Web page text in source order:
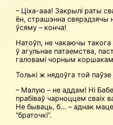
– Ціха-ааа! Закрылі раты
ён, страшэнна свярэдзячы
ўсяму – конча!
Натоўп, не чакаючы такога
ў агульнае патаемства,
галовамі чорным коршакам
Толькі ж нядоўга той паўзе
– Малую – не аддам! Ні
прабіваў чарноццем сваіх
Не бываць, б… – аднак
“браточкі”.